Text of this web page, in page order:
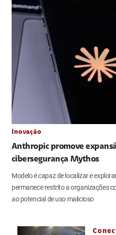
Inovação
Anthropic promove
cibersegurança Mythos
Modelo é capaz de localizar e
permanece restrito a organizações
ao potencial de uso malicioso